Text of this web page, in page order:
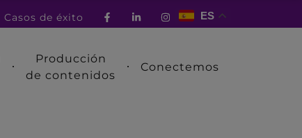
Casos de éxito ES
Producción
de contenidos
Conectemos